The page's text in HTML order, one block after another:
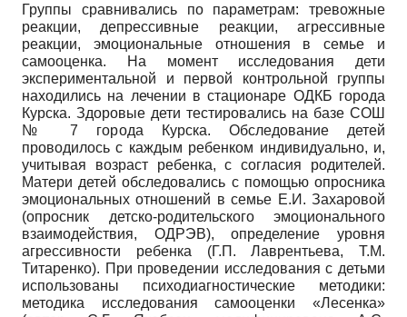
Группы сравнивались по параметрам: тревожные
реакции, депрессивные реакции, агрессивные
реакции, эмоциональные отношения в семье и
самооценка. На момент исследования дети
экспериментальной и первой контрольной группы
находились на лечении в стационаре ОДКБ города
Курска. Здоровые дети тестировались на базе СОШ
№ 7 города Курска. Обследование детей
проводилось с каждым ребенком индивидуально, и,
учитывая возраст ребенка, с согласия родителей.
Матери детей обследовались с помощью опросника
эмоциональных отношений в семье Е.И. Захаровой
(опросник детско-родительского эмоционального
взаимодействия, ОДРЭВ), определение уровня
агрессивности ребенка (Г.П. Лаврентьева, Т.М.
Титаренко). При проведении исследования с детьми
использованы психодиагностические методики:
методика исследования самооценки «Лесенка»